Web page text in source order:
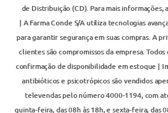
de Distribuição (CD). Para mais informações,
| A Farma Conde S/A utiliza tecnologias
para garantir segurança em suas compras. A
clientes são compromissos da empresa.
confirmação de disponibilidade em estoque |
antibióticos e psicotrópicos são vendidos
televendas pelo número 4000-1194, com
quinta-feira, das 08h às 18h, e sexta-feira, das